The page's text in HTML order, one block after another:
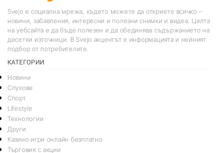
Svejo е социална мрежа, където можете да откриете всичко –
новини, забавления, интересни и полезни снимки и видеа. Целта
на уебсайта е да бъде полезен и да обединява съдържанието на
десетки източници. В Svejo акцентът е информацията и нейният
подбор от потребителите.
КАТЕГОРИИ
Новини
Слухове
Спорт
Lifestyle
Технологии
Други
Казино игри онлайн безплатно
Търговия с акции